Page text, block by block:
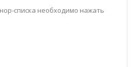
списка необходимо нажать